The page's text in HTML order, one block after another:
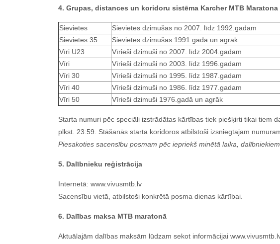
4. Grupas, distances un koridoru sistēma Karcher MTB
Sievietes
Sievietes dzimušas no 2007. līdz 1992.gadam
Sievietes 35
Sievietes dzimušas 1991.gadā un agrāk
Vīri U23
Vīrieši dzimuši no 2007. līdz 2004.gadam
Vīri
Vīrieši dzimuši no 2003. līdz 1996.gadam
Vīri 30
Vīrieši dzimuši no 1995. līdz 1987.gadam
Vīri 40
Vīrieši dzimuši no 1986. līdz 1977.gadam
Vīri 50
Vīrieši dzimuši 1976.gadā un agrāk
Starta numuri pēc speciāli izstrādātas kārtības tiek piešķirti tikai tiem
plkst. 23:59. Stāšanās starta koridoros atbilstoši izsniegtajam
Piesakoties sacensību posmam pēc iepriekš minētā laika,
5. Dalībnieku reģistrācija
Internetā: www.vivusmtb.lv
Sacensību vietā, atbilstoši konkrētā posma dienas kārtībai.
6. Dalības maksa MTB maratonā
Aktuālajām dalības maksām lūdzam sekot informācijai